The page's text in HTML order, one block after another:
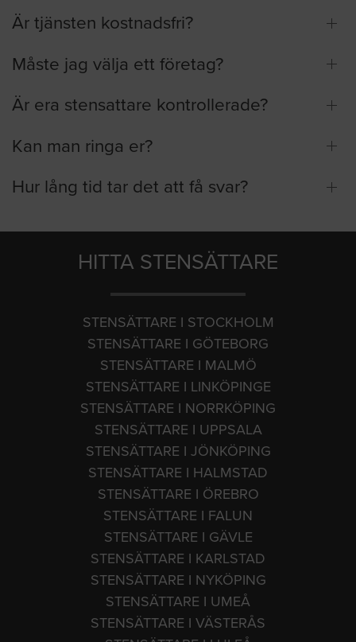
Är tjänsten kostnadsfri?
Måste jag välja ett företag?
Är era stensattare kontrollerade?
Kan man ringa er?
Hur lång tid tar det att få svar?
HITTA STENSÄTTARE
STENSÄTTARE I STOCKHOLM
STENSÄTTARE I GÖTEBORG
STENSÄTTARE I MALMÖ
STENSÄTTARE I LINKÖPINGE
STENSÄTTARE I NORRKÖPING
STENSÄTTARE I UPPSALA
STENSÄTTARE I JÖNKÖPING
STENSÄTTARE I HALMSTAD
STENSÄTTARE I ÖREBRO
STENSÄTTARE I FALUN
STENSÄTTARE I GÄVLE
STENSÄTTARE I KARLSTAD
STENSÄTTARE I NYKÖPING
STENSÄTTARE I UMEÅ
STENSÄTTARE I VÄSTERÅS